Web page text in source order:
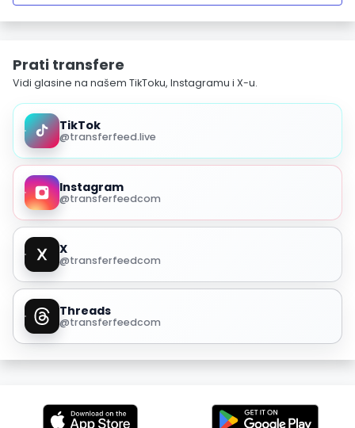
Prati transfere
Vidi glasine na našem TikToku, Instagramu i X-u.
TikTok
@transferfeed.live
Instagram
@transferfeedcom
X
@transferfeedcom
Threads
@transferfeedcom